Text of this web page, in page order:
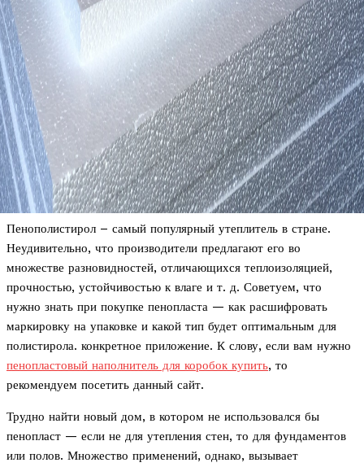
Пенополистирол – самый популярный утеплитель в стране.
Неудивительно, что производители предлагают его во
множестве разновидностей, отличающихся теплоизоляцией,
прочностью, устойчивостью к влаге и т. д. Советуем, что
нужно знать при покупке пенопласта — как расшифровать
маркировку на упаковке и какой тип будет оптимальным для
полистирола. конкретное приложение. К слову, если вам нужно
пенопластовый наполнитель для коробок купить, то
рекомендуем посетить данный сайт.
Трудно найти новый дом, в котором не использовался бы
пенопласт — если не для утепления стен, то для фундаментов
или полов. Множество применений, однако, вызывает